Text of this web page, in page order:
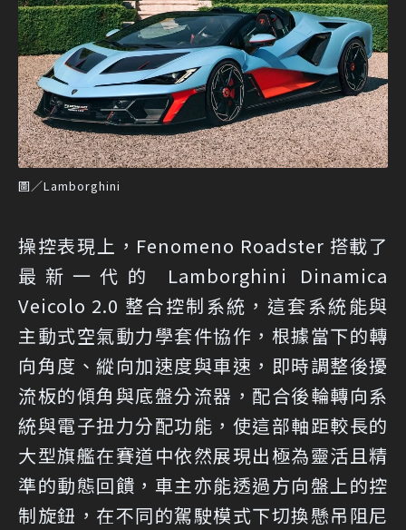
圖／Lamborghini
操控表現上，Fenomeno Roadster 搭載了
最新一代的 Lamborghini Dinamica
Veicolo 2.0 整合控制系統，這套系統能與
主動式空氣動力學套件協作，根據當下的轉
向角度、縱向加速度與車速，即時調整後擾
流板的傾角與底盤分流器，配合後輪轉向系
統與電子扭力分配功能，使這部軸距較長的
大型旗艦在賽道中依然展現出極為靈活且精
準的動態回饋，車主亦能透過方向盤上的控
制旋鈕，在不同的駕駛模式下切換懸吊阻尼